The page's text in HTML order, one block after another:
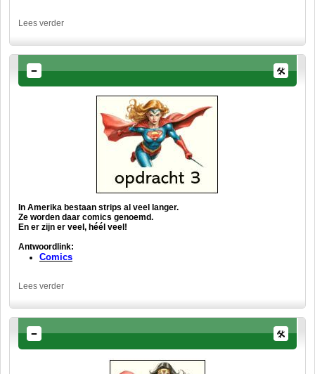
Lees verder
In Amerika bestaan strips al veel langer.
Ze worden daar comics genoemd.
En er zijn er veel, héél veel!
Antwoordlink:
Comics
Lees verder